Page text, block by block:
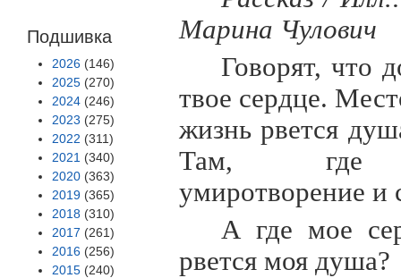
Подшивка
2026 (146)
2025 (270)
2024 (246)
2023 (275)
2022 (311)
2021 (340)
2020 (363)
2019 (365)
2018 (310)
2017 (261)
2016 (256)
2015 (240)
Марина Чулович
Говорят, что
твое сердце.
жизнь рвется
Там, где
умиротворение и
А где мое
рвется моя душа?